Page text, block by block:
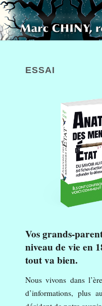
ESSAI
Vos grands-
niveau de vie en
tout va bien.
Nous vivons dans
d’informations, plus